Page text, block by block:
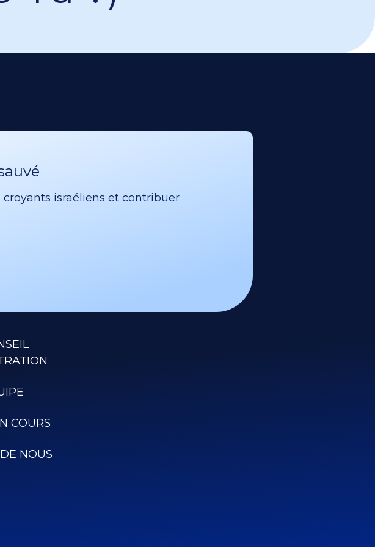
croyants israéliens et contribuer
COURS
NOUS